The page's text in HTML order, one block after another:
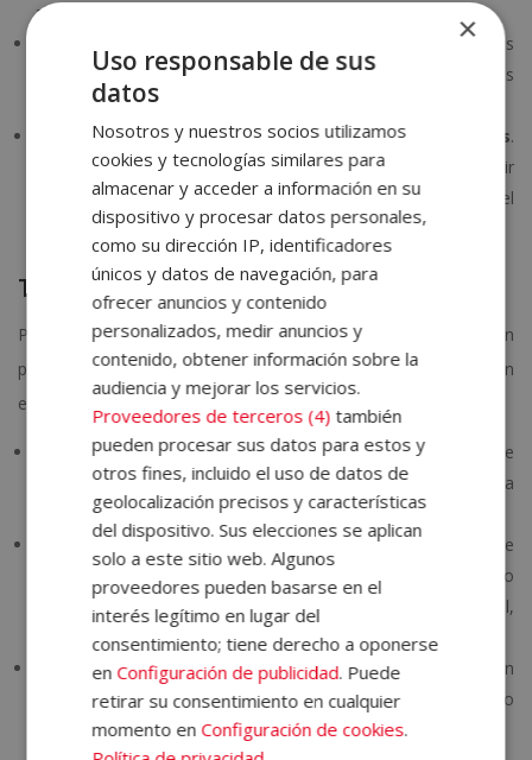
alquiler de las oficinas, por ejemplo.
. Esta categoría incluye los pagos
imprevistos como posibles sanciones o transacciones
puntuales.
Pagos correspondientes a operaciones financieras.
Dentro de este apartado también podemos incluir
operaciones con resultados adversos, como podría ser el
rendimiento negativo de alguna inversión.
Tipos de cobros
Por otro lado, dentro de la categoría de cobros también
podemos diferenciar entre tres tipos, en la misma línea que en
el apartado anterior:
Cobros por prestación de servicios. Son aquellos que
corresponden a la actividad profesional y habitual de nuestra
empresa.
Cobros extraordinarios . Este tipo de cobros se
corresponden a los que pudieran derivar de subvenciones o
devoluciones de impuestos, también, por lo general,
imprevistos.
Cobros correspondientes a operaciones financieras
. En
esta categoría encontramos los productos financieros o
incluso el rendimiento positivo de inversiones, por ejemplo.
×
Uso responsable de sus
datos
Nosotros y nuestros socios utilizamos
cookies y tecnologías similares para
almacenar y acceder a información en su
dispositivo y procesar datos personales,
como su dirección IP, identificadores
únicos y datos de navegación, para
ofrecer anuncios y contenido
personalizados, medir anuncios y
contenido, obtener información sobre la
audiencia y mejorar los servicios.
Proveedores de terceros (4) también
pueden procesar sus datos para estos y
otros fines, incluido el uso de datos de
geolocalización precisos y características
del dispositivo. Sus elecciones se aplican
solo a este sitio web. Algunos
proveedores pueden basarse en el
interés legítimo en lugar del
consentimiento; tiene derecho a oponerse
enConfiguración de publicidad. Puede
retirar su consentimiento en cualquier
momento enConfiguración de cookies.